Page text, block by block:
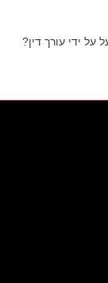
על ידי עורך דין?